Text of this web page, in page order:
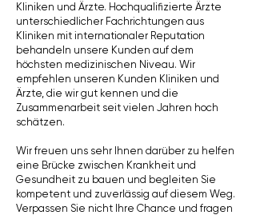
Kliniken und Ärzte. Hochqualifizierte Ärzte
unterschiedlicher Fachrichtungen aus
Kliniken mit internationaler Reputation
behandeln unsere Kunden auf dem
höchsten medizinischen Niveau. Wir
empfehlen unseren Kunden Kliniken und
Ärzte, die wir gut kennen und die
Zusammenarbeit seit vielen Jahren hoch
schätzen.
Wir freuen uns sehr Ihnen darüber zu helfen
eine Brücke zwischen Krankheit und
Gesundheit zu bauen und begleiten Sie
kompetent und zuverlässig auf diesem Weg.
Verpassen Sie nicht Ihre Chance und fragen